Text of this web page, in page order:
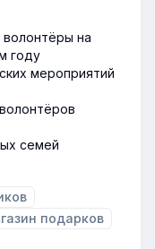
волонтёры на
году
мероприятий
семей
подарков